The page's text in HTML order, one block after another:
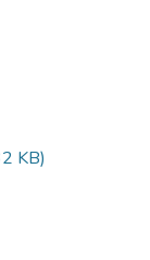
KB)